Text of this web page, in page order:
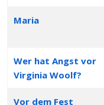
Maria
Wer hat Angst vor
Virginia Woolf?
Vor dem Fest